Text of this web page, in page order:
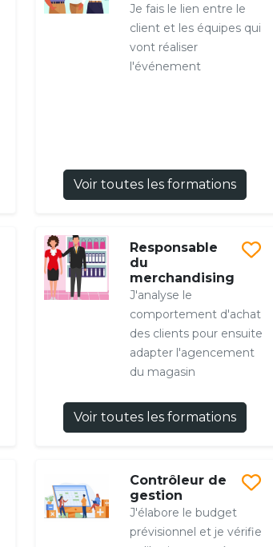
Je fais le lien entre le
client et les équipes qui
vont réaliser
l'événement
Voir toutes les formations
Responsable
du
merchandising
J'analyse le
comportement d'achat
des clients pour ensuite
adapter l'agencement
du magasin
Voir toutes les formations
Contrôleur de
gestion
J'élabore le budget
prévisionnel et je vérifie